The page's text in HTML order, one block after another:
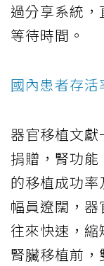
過分享系統
等待時間。
國內患者存
器官移植文
捐贈，腎功
的移植成功
幅員遼闊，
往來快速，
腎臟移植前